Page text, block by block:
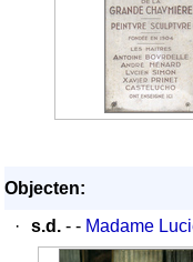
Objecten:
·
s.d. - - Madame